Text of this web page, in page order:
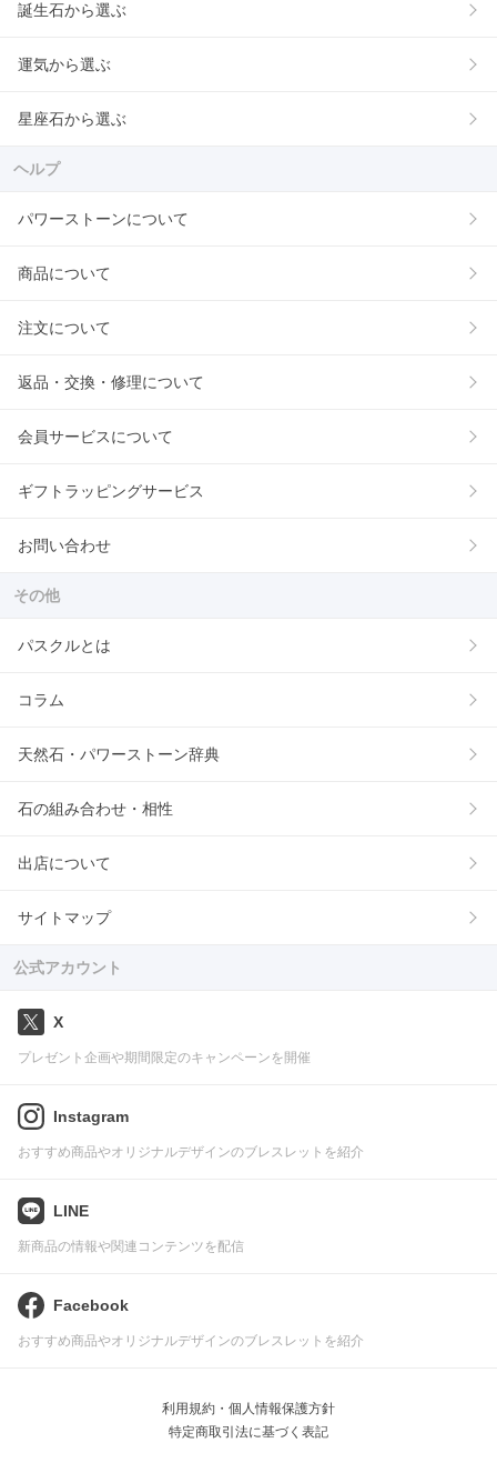
誕生石から選ぶ
運気から選ぶ
星座石から選ぶ
ヘルプ
パワーストーンについて
商品について
注文について
返品・交換・修理について
会員サービスについて
ギフトラッピングサービス
お問い合わせ
その他
パスクルとは
コラム
天然石・パワーストーン辞典
石の組み合わせ・相性
出店について
サイトマップ
公式アカウント
X
プレゼント企画や期間限定のキャンペーンを開催
Instagram
おすすめ商品やオリジナルデザインのブレスレットを紹介
LINE
新商品の情報や関連コンテンツを配信
Facebook
おすすめ商品やオリジナルデザインのブレスレットを紹介
利用規約・個人情報保護方針
特定商取引法に基づく表記